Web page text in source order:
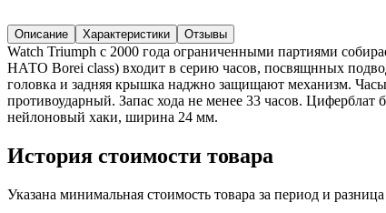
Описание Характеристики Отзывы
Watch Triumph с 2000 года ограниченными партиями
НАТО Borei class) входит в серию часов, посвящнных
головка и задняя крышка наджно защищают механизм.
противоударный. Запас хода не менее 33 часов. Циферблат
нейлоновый хаки, ширина 24 мм.
История стоимости товара
Указана минимальная стоимость товара за период и